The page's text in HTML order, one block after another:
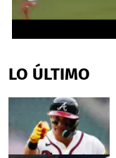
of
24
LO ÚLTIMO